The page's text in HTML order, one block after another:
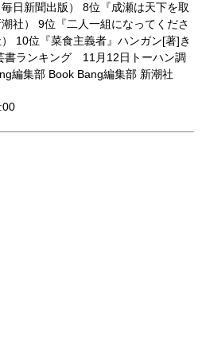
日新聞出版） 8位『成瀬は天下を取
社） 9位『二人一組になってくださ
10位『菜食主義者』ハンガン[著]き
書ランキング 11月12日トーハン調
編集部 Book Bang編集部 新潮社